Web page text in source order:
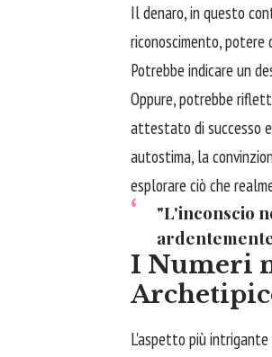
Il denaro, in questo
riconoscimento, potere
Potrebbe indicare un
Oppure, potrebbe
attestato di successo e
autostima, la
esplorare ciò che
"L'inconscio
I Numeri
L'aspetto più